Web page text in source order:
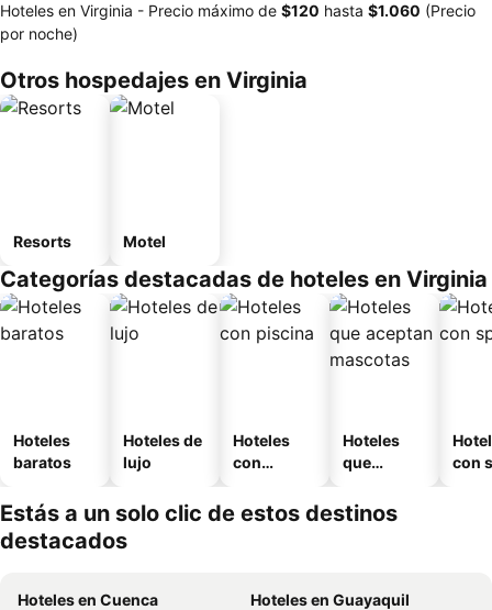
Hoteles en Virginia - Precio máximo de ‎$120 hasta ‎$1.060 (Precio
por noche)
Otros hospedajes en Virginia
Resorts Motel
Categorías destacadas de hoteles en Virginia
Hoteles
baratos
Hoteles de
lujo
Hoteles
con
Hoteles
que
mascotas
con
Estás a un solo clic de estos destinos
destacados
Hoteles en Cuenca
Hoteles en Guayaquil